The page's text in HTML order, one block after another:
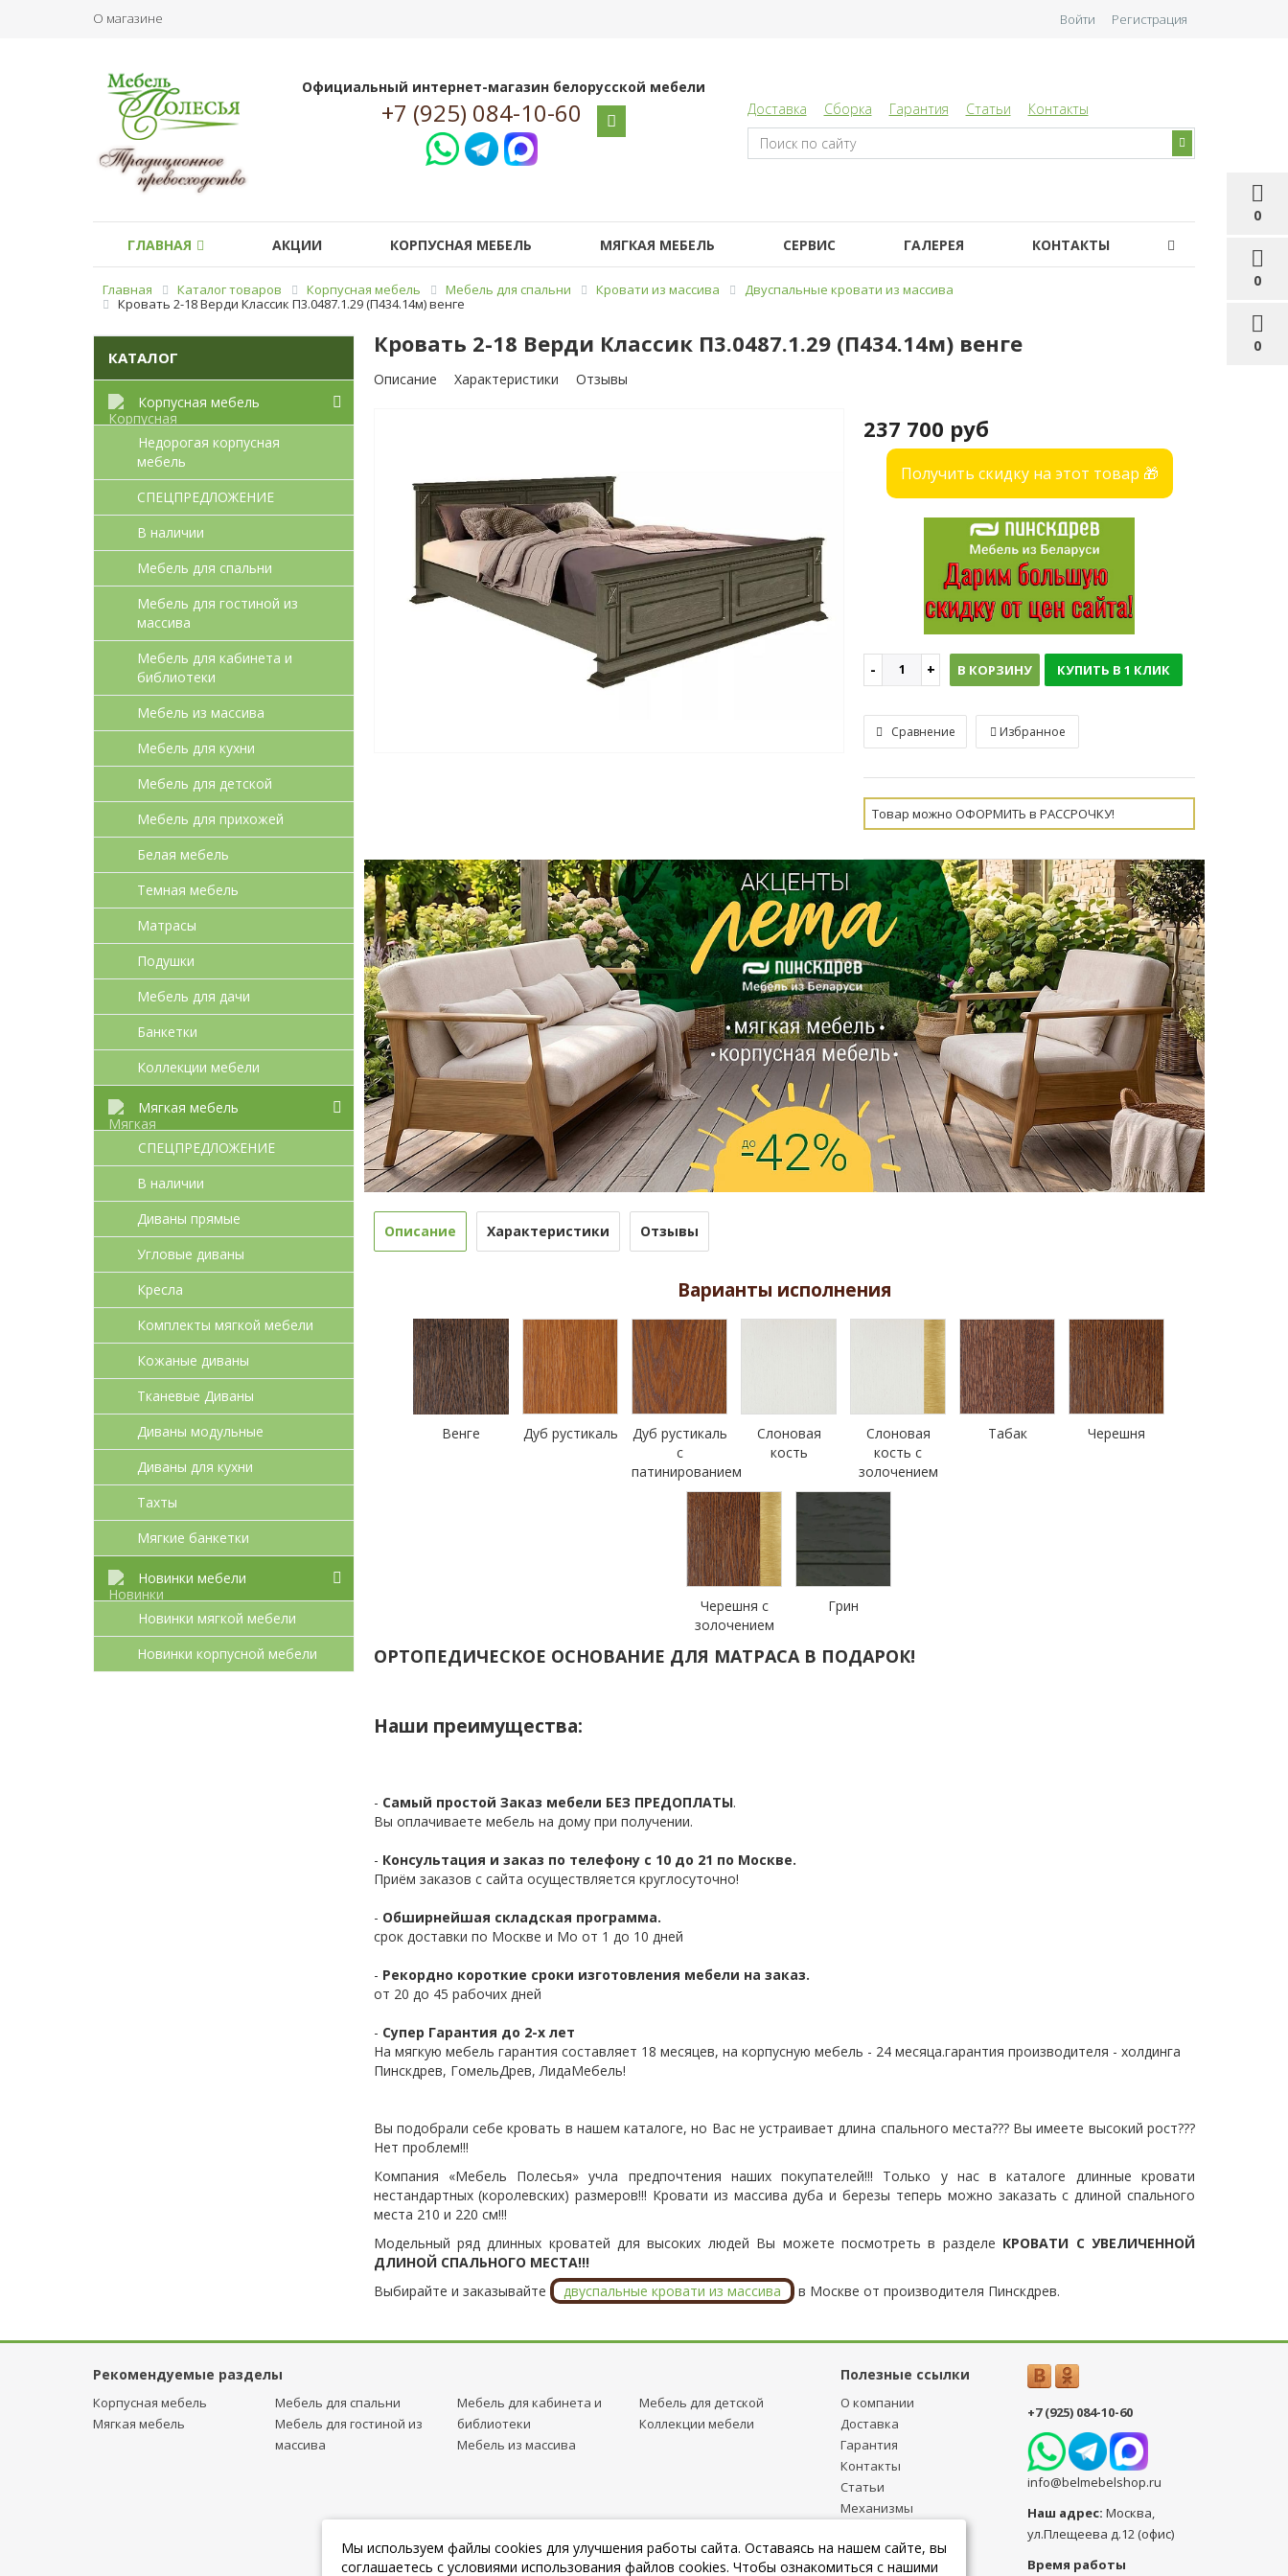
О магазине
0
0
0
Войти Регистрация
Официальный интернет-магазин белорусской мебели
+7 (925) 084-10-60 Доставка Сборка Гарантия Статьи Контакты
ГЛАВНАЯ АКЦИИ КОРПУСНАЯ МЕБЕЛЬ МЯГКАЯ МЕБЕЛЬ СЕРВИС ГАЛЕРЕЯ КОНТАКТЫ
Главная Каталог товаров Корпусная мебель Мебель для спальни Кровати из массива
Двуспальные кровати из массива
Кровать 2-18 Верди Классик П3.0487.1.29 (П434.14м) венге
КАТАЛОГ
Корпусная мебель
Недорогая корпусная
мебель
СПЕЦПРЕДЛОЖЕНИЕ
В наличии
Мебель для спальни
Мебель для гостиной из
массива
Мебель для кабинета и
библиотеки
Мебель из массива
Мебель для кухни
Мебель для детcкой
Мебель для прихожей
Белая мебель
Темная мебель
Матрасы
Подушки
Мебель для дачи
Банкетки
Коллекции мебели
Мягкая мебель
СПЕЦПРЕДЛОЖЕНИЕ
В наличии
Диваны прямые
Угловые диваны
Кресла
Комплекты мягкой мебели
Кожаные диваны
Тканевые Диваны
Диваны модульные
Диваны для кухни
Тахты
Мягкие банкетки
Новинки мебели
Новинки мягкой мебели
Новинки корпусной мебели
Кровать 2-18 Верди Классик П3.0487.1.29 (П434.14м) венге
Описание Характеристики Отзывы
237 700 руб
Получить скидку на этот товар 🎁
В КОРЗИНУ КУПИТЬ В 1 КЛИК
Сравнение Избранное
Товар можно ОФОРМИТЬ в РАССРОЧКУ!
Описание Характеристики Отзывы
Варианты исполнения
Венге Дуб рустикаль
Дуб рустикаль
с
патинированием
Слоновая
кость
Слоновая
кость с
золочением
Табак Черешня
Черешня с
золочением
Грин
ОРТОПЕДИЧЕСКОЕ ОСНОВАНИЕ ДЛЯ МАТРАСА В ПОДАРОК!
Наши преимущества:
- Самый простой Заказ мебели БЕЗ ПРЕДОПЛАТЫ.
Вы оплачиваете мебель на дому при получении.
- Консультация и заказ по телефону с 10 до 21 по Москве.
Приём заказов с сайта осуществляется круглосуточно!
- Обширнейшая складская программа.
срок доставки по Москве и Мо от 1 до 10 дней
- Рекордно короткие сроки изготовления мебели на заказ.
от 20 до 45 рабочих дней
- Супер Гарантия до 2-х лет
На мягкую мебель гарантия составляет 18 месяцев, на корпусную мебель - 24 месяца.гарантия производителя - холдинга
Пинскдрев, ГомельДрев, ЛидаМебель!
Вы подобрали себе кровать в нашем каталоге, но Вас не устраивает длина спального места??? Вы имеете высокий рост???
Нет проблем!!!
Компания «Мебель Полесья» учла предпочтения наших покупателей!!! Только у нас в каталоге длинные кровати
нестандартных (королевских) размеров!!! Кровати из массива дуба и березы теперь можно заказать с длиной спального
места 210 и 220 см!!!
Модельный ряд длинных кроватей для высоких людей Вы можете посмотреть в разделе КРОВАТИ С УВЕЛИЧЕННОЙ
ДЛИНОЙ СПАЛЬНОГО МЕСТА!!!
Выбирайте и заказывайте
двуспальные кровати из массива в Москве от производителя Пинскдрев.
Рекомендуемые разделы Полезные ссылки
Корпусная мебель
Мягкая мебель
Мебель для спальни
Мебель для гостиной из
массива
Мебель для кабинета и
библиотеки
Мебель из массива
Мебель для детcкой
Коллекции мебели
О компании
Доставка
Гарантия
Контакты
Статьи
Механизмы
Публичная оферта
+7 (925) 084-10-60
info@belmebelshop.ru
Наш адрес: Москва
ул.Плещеева д.12 (офис)
Время работы
Мы используем файлы cookies для улучшения работы сайта. Оставаясь на нашем сайте, вы
соглашаетесь с условиями использования файлов cookies. Чтобы ознакомиться с нашими